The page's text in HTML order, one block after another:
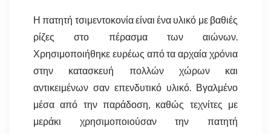
Η πατητή τσιμεντοκονία είναι ένα υλικό με βαθιές
ρίζες στο πέρασμα των αιώνων.
Χρησιμοποιήθηκε ευρέως από τα αρχαία χρόνια
στην κατασκευή πολλών χώρων και
αντικειμένων σαν επενδυτικό υλικό. Βγαλμένο
μέσα από την παράδοση, καθώς τεχνίτες με
μεράκι χρησιμοποιούσαν την πατητή